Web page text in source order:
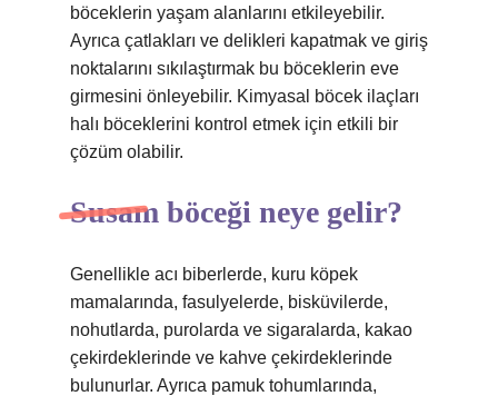
böceklerin yaşam alanlarını etkileyebilir.
Ayrıca çatlakları ve delikleri kapatmak ve giriş
noktalarını sıkılaştırmak bu böceklerin eve
girmesini önleyebilir. Kimyasal böcek ilaçları
halı böceklerini kontrol etmek için etkili bir
çözüm olabilir.
Susam böceği neye gelir?
Genellikle acı biberlerde, kuru köpek
mamalarında, fasulyelerde, bisküvilerde,
nohutlarda, purolarda ve sigaralarda, kakao
çekirdeklerinde ve kahve çekirdeklerinde
bulunurlar. Ayrıca pamuk tohumlarında,